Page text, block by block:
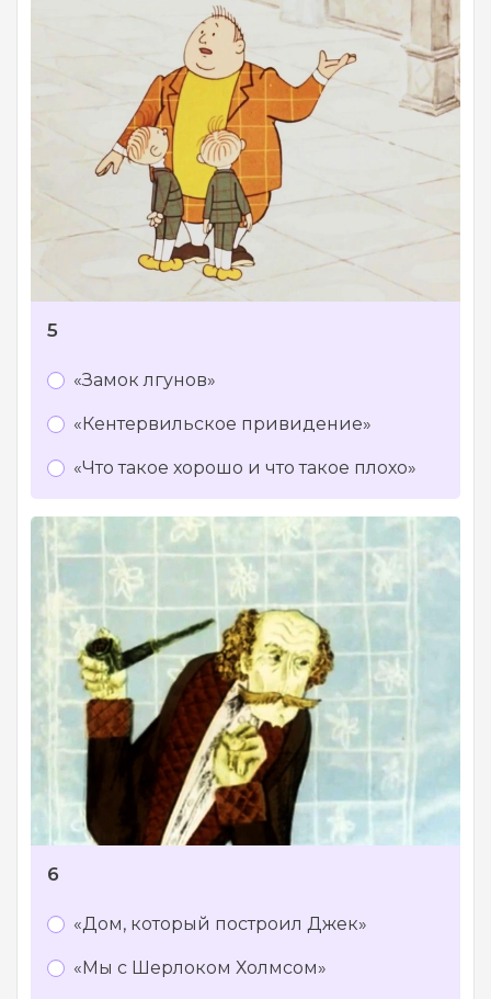
5
«Замок лгунов»
«Кентервильское привидение»
«Что такое хорошо и что такое плохо»
6
«Дом, который построил Джек»
«Мы с Шерлоком Холмсом»